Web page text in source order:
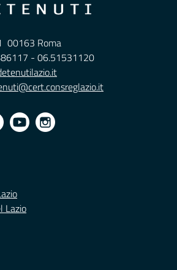
00163 Roma
- 06.51531120
Lazio